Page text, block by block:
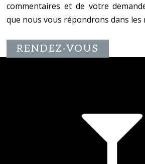
commentaires et de votre
que nous vous répondrons dans les
RENDEZ-VOUS